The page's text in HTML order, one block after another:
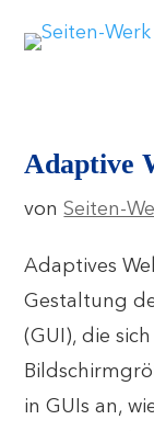
Adaptive
vonSeiten-
Adaptives
Gestaltung
(GUI), die
in GUIs an,